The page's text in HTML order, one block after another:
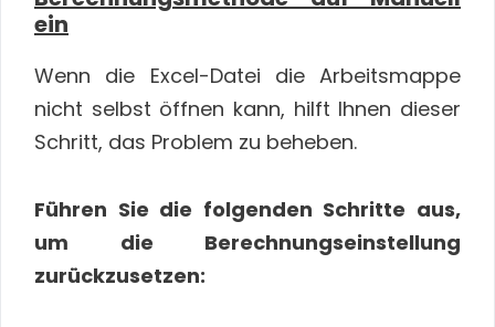
ein
Wenn die Excel-Datei die Arbeitsmappe
nicht selbst öffnen kann, hilft Ihnen dieser
Schritt, das Problem zu beheben.
Führen Sie die folgenden Schritte aus,
um die Berechnungseinstellung
zurückzusetzen: